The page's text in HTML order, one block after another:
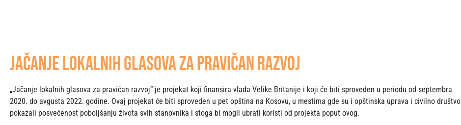
Jačanje lokalnih glasova za pravičan razvoj
„Jačanje lokalnih glasova za pravičan razvoj“ je projekat koji finansira vlada Velike Britanije i koji će biti sproveden u periodu od septembra
2020. do avgusta 2022. godine. Ovaj projekat će biti sproveden u pet opština na Kosovu, u mestima gde su i opštinska uprava i civilno društvo
pokazali posvećenost poboljšanju života svih stanovnika i stoga bi mogli ubrati koristi od projekta poput ovog.